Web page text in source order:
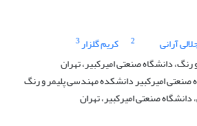
آرانی 2 کریم گلزار3
دانشگاه صنعتی امیرکبیر، تهران
امیرکبیر دانشکده مهندسی پلیمر و رنگ
صنعتی امیرکبیر، تهران